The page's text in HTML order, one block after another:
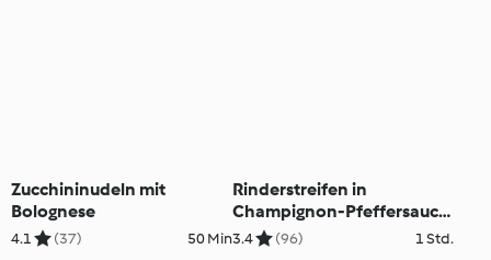
Zucchininudeln mit
Bolognese
4.1 (37) 50 Min
Rinderstreifen in
Champignon-Pfeffersauce
mit Spätzle
3.4 (96) 1 Std.